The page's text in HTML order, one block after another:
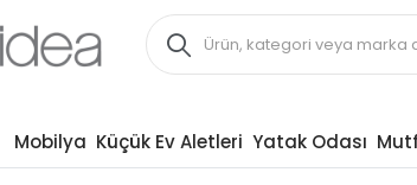
Mobilya Küçük Ev Aletleri Yatak Odası